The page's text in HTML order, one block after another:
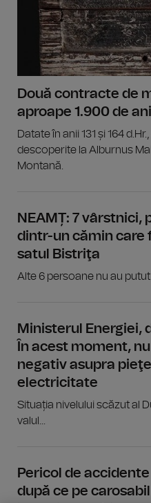
Două contracte de
aproape 1.900 de
Datate în anii 131 și 164
descoperite la Alburnus
Montană.
NEAMȚ: 7
dintr-un cămin care
satul Bistriţa
Alte 6 persoane nu au
Ministerul Energiei,
În acest moment,
negativ asupra
electricitate
Situația nivelului scăzut al
valul...
Pericol de
după ce pe